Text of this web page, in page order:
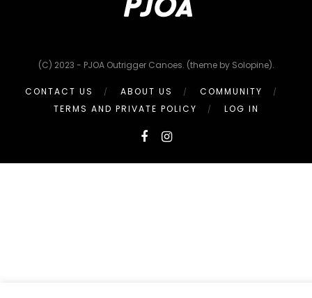
(C) 2023 - PJOA Outrigger Canoes. (theme by Solopine).
CONTACT US ABOUT US
COMMUNITY
TERMS AND PRIVATE POLICY
LOG IN